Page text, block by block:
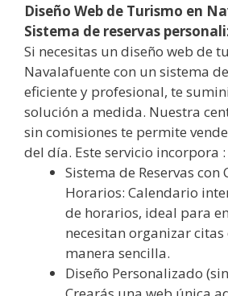
Diseño Web de Turismo en
Sistema de reservas
Si necesitas un diseño web de
Navalafuente con un sistema
eficiente y profesional, te
solución a medida. Nuestra
sin comisiones te permite
del día. Este servicio incorpora :
Sistema de Reservas con
Horarios: Calendario
de horarios, ideal para
necesitan organizar citas
manera sencilla.
Diseño Personalizado